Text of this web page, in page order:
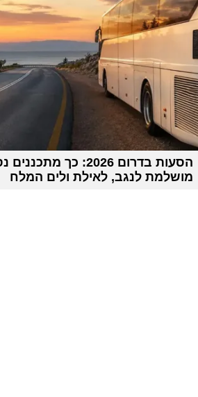
הסעות בדרום 2026: כך
מושלמת לנגב, לאילת ולים המלח